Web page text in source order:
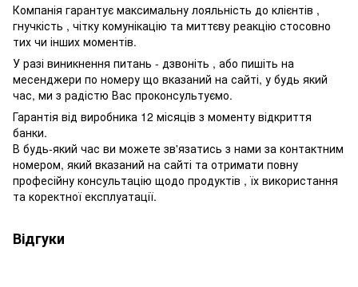
Компанія гарантує максимальну лояльність до клієнтів ,
гнучкість , чітку комунікацію та миттєву реакцію стосовно
тих чи інших моментів.
У разі виникнення питань - дзвоніть , або пишіть на
месенджери по номеру що вказаний на сайті, у будь який
час, ми з радістю Вас проконсультуємо.
Гарантія від виробника 12 місяців з моменту відкриття
банки.
В будь-який час ви можете зв'язатись з нами за контактним
номером, який вказаний на сайті та отримати повну
професійну консультацію щодо продуктів , їх використання
та коректної експлуатації.
Відгуки